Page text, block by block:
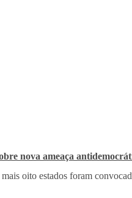
nova ameaça
oito estados foram